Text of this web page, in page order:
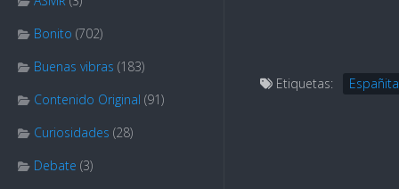
Bonito (702)
Buenas vibras (183)
Contenido Original (91)
Curiosidades (28)
Debate (3)
Etiquetas: Españita